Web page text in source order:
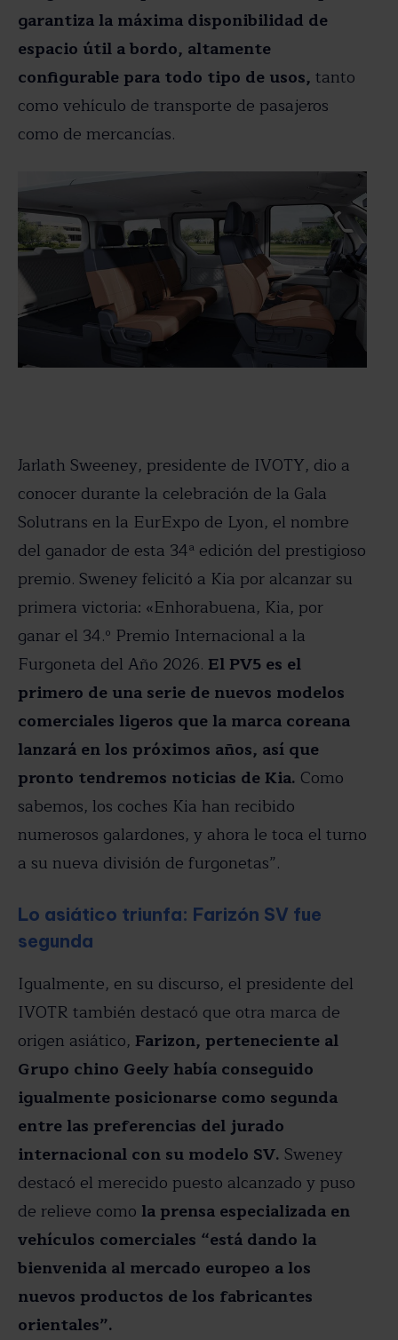
garantiza la máxima disponibilidad de
espacio útil a bordo, altamente
configurable para todo tipo de usos, tanto
como vehículo de transporte de pasajeros
como de mercancías.
Jarlath Sweeney, presidente de IVOTY, dio a
conocer durante la celebración de la Gala
Solutrans en la EurExpo de Lyon, el nombre
del ganador de esta 34ª edición del prestigioso
premio. Sweney felicitó a Kia por alcanzar su
primera victoria: «Enhorabuena, Kia, por
ganar el 34.º Premio Internacional a la
Furgoneta del Año 2026. El PV5 es el
primero de una serie de nuevos modelos
comerciales ligeros que la marca coreana
lanzará en los próximos años, así que
pronto tendremos noticias de Kia. Como
sabemos, los coches Kia han recibido
numerosos galardones, y ahora le toca el turno
a su nueva división de furgonetas”.
Lo asiático triunfa: Farizón SV fue
segunda
Igualmente, en su discurso, el presidente del
IVOTR también destacó que otra marca de
origen asiático, Farizon, perteneciente al
Grupo chino Geely había conseguido
igualmente posicionarse como segunda
entre las preferencias del jurado
internacional con su modelo SV. Sweney
destacó el merecido puesto alcanzado y puso
de relieve como la prensa especializada en
vehículos comerciales “está dando la
bienvenida al mercado europeo a los
nuevos productos de los fabricantes
orientales”.